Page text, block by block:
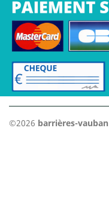
©2026 barrières-vauban